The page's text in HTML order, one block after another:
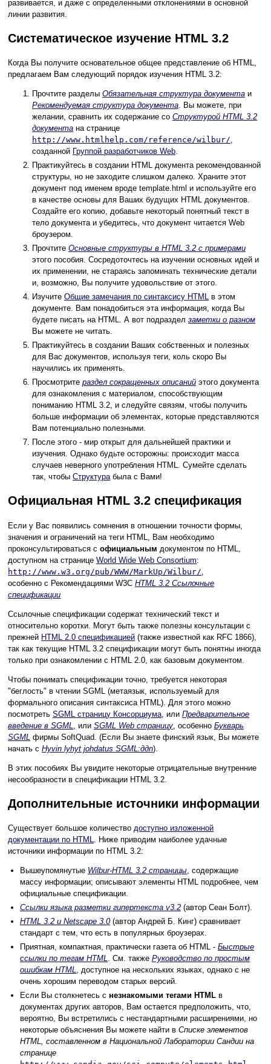
развивается, и даже с определенными отклонениями в основной
линии развития.
Систематическое изучение HTML 3.2
Когда Вы получите основательное общее представление об HTML,
предлагаем Вам следующий порядок изучения HTML 3.2:
Прочтите разделы Обязательная структура документа и
Рекомендуемая структура документа. Вы можете, при
желании, сравнить их содержание со Структурой HTML 3.2
документа на странице
http://www.htmlhelp.com/reference/wilbur/,
созданной Группой разработчиков Web.
Практикуйтесь в создании HTML документа рекомендованной
структуры, но не заходите слишком далеко. Храните этот
документ под именем вроде template.html и используйте его
в качестве основы для Ваших будущих HTML документов.
Создайте его копию, добавьте некоторый понятный текст в
тело документа и убедитесь, что документ читается Web
броузером.
Прочтите Основные структуры в HTML 3.2 с примерами
этого пособия. Сосредоточтесь на изучении основных идей и
их применении, не стараясь запоминать технические детали
и, возможно, Вы получите удовольствие от этого.
Изучите Общие замечания по синтаксису HTML в этом
документе. Вам понадобиться эта информация, когда Вы
будете писать на HTML. А вот подраздел заметки о разном
Вы можете не читать.
Практикуйтесь в создании Ваших собственных и полезных
для Вас документов, используя теги, коль скоро Вы
научились их применять.
Просмотрите раздел сокращенных описаний этого документа
для ознакомления с материалом, способствующим
пониманию HTML 3.2, и следуйте связям, чтобы получить
больше информации об элементах, которые представляются
Вам потенциально полезными.
После этого - мир открыт для дальнейшей практики и
изучения. Однако будьте осторожны: происходит масса
случаев неверного употребления HTML. Сумейте сделать
так, чтобы Структурабыла с Вами!
Официальная HTML 3.2 спецификация
Если у Вас появились сомнения в отношении точности формы,
значения и ограничений на теги HTML, Вам необходимо
проконсультироваться с официальным документом по HTML,
доступном на странице World Wide Web Consortium:
http://www.w3.org/pub/WWW/MarkUp/Wilbur/
особенно с Рекомендациями W3C HTML 3.2 Ссылочные
спецификации
Ссылочные спецификации содержат технический текст и
относительно коротки. Могут быть также полезны консультации с
прежней HTML 2.0 спецификацией (также известной как RFC 1866),
так как текущие HTML 3.2 спецификации могут быть понятны иногда
только при ознакомлении с HTML 2.0, как базовым документом.
Чтобы понимать спецификации точно, требуется некоторая
"беглость" в чтении SGML (метаязык, используемый для
формального описания синтаксиса HTML). Для этого можно
посмотреть SGML страницу Консорциума , или Предварительное
введение в SGML
, или SGML Web страницу , особенно Букварь
SGML фирмы SoftQuad. (Если Вы знаете финский язык, Вы можете
начать с Hyvin lyhyt johdatus SGML:ддn).
В этих пособиях Вы увидите некоторые отрицательные внутренние
несообразности в спецификации HTML 3.2.
Дополнительные источники информации
Существует большое количество доступно изложенной
документации по HTML
. Ниже приводим наиболее удачные
источники информации по HTML 3.2:
Вышеупомянутые Wilbur-HTML 3.2 страницы , содержащие
массу информации; описывают элементы HTML подробнее, чем
официальные спецификации.
Ссылки языка разметки гипертекста v3.2 (автор Сеан Болт).
HTML 3.2 и Netscape 3.0(автор Андрей Б. Кинг) сравнивает
стандарт с тем, что есть в популярных броузерах.
Приятная, компактная, практически газета об HTML - Быстрые
ссылки по тегам HTML
. См. также Руководство по простым
ошибкам HTML
, доступное на нескольких языках, однако с не
очень хорошим переводом старых версий.
Если Вы столкнетесь с незнакомыми тегами HTML в
документах других авторов, Вам остается предположить, что,
вероятно, Вы встретились с нестандартными расширениями, но
некоторые объяснения Вы можете найти в Списке элементов
HTML, составленном в Национальной Лаборатории Сандии на
странице